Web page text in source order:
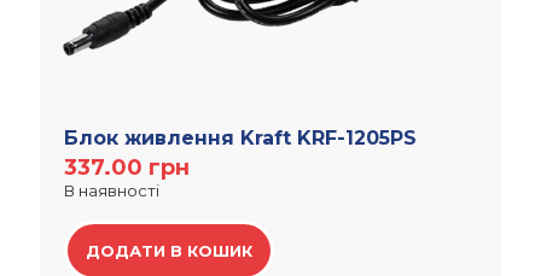
Блок живлення Kraft KRF-1205PS
337.00 грн
В наявності
ДОДАТИ В КОШИК